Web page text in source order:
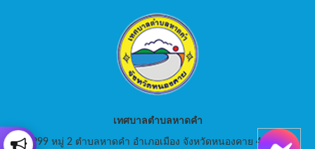
เทศบาลตำบลหาดคำ
999 หมู่ 2 ตำบลหาดคำ อำเภอเมือง จังหวัดหนองคาย 43000